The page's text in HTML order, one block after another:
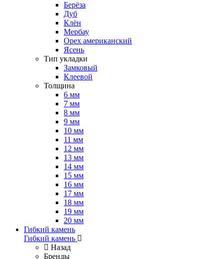
Берёза
Дуб
Клён
Мербау
Орех американский
Ясень
Тип укладки
Замковый
Клеевой
Толщина
6 мм
7 мм
8 мм
9 мм
10 мм
11 мм
12 мм
13 мм
14 мм
15 мм
16 мм
17 мм
18 мм
19 мм
20 мм
Гибкий камень
Гибкий камень
Назад
Бренды